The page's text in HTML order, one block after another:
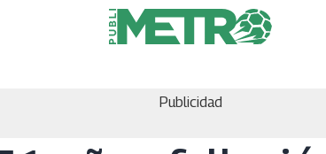
Publicidad